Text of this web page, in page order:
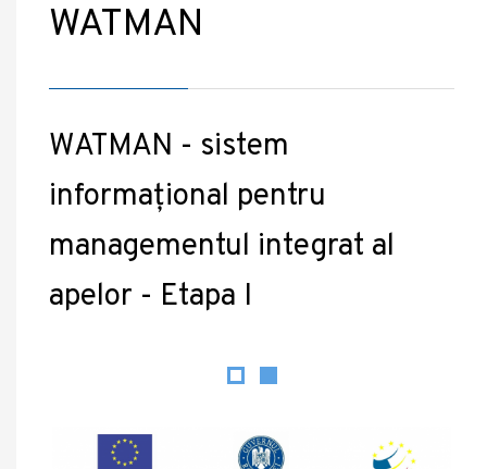
WATMAN
WATMAN - sistem
informațional pentru
managementul integrat al
apelor - Etapa I